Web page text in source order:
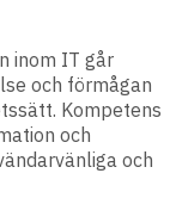
inom IT går
och förmågan
Kompetens
och
och